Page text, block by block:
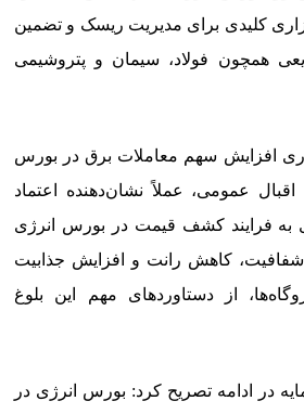
کلیدی برای مدیریت ریسک و تضمین
همچون فولاد، سیمان و پتروشیمی
افزایش سهم معاملات برق در بورس
اقبال عمومی، عملاً نشان‌دهنده اعتماد
به فرایند کشف قیمت در بورس انرژی
کاهش رانت و افزایش جذابیت
از دستاوردهای مهم این بلوغ
در ادامه تصریح کرد: بورس انرژی در